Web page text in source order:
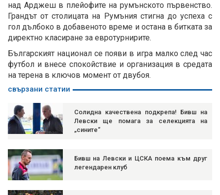
над Арджеш в плейофите на румънското първенство.
Грандът от столицата на Румъния стигна до успеха с
гол дълбоко в добавеното време и остана в битката за
директно класиране за евротурнирите.
Българският национал се появи в игра малко след час
футбол и внесе спокойствие и организация в средата
на терена в ключов момент от двубоя.
свързани статии
Солидна качествена подкрепа! Бивш на
Левски ще помага за селекцията на
„сините“
Бивш на Левски и ЦСКА поема към друг
легендарен клуб